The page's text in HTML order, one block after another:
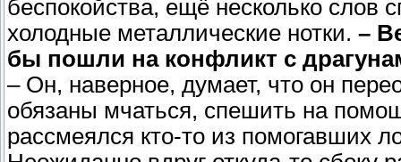
беспокойства, ещё несколько слов
холодные металлические нотки. –
бы пошли на конфликт с
– Он, наверное, думает, что он
обязаны мчаться, спешить на
рассмеялся кто-то из помогавших